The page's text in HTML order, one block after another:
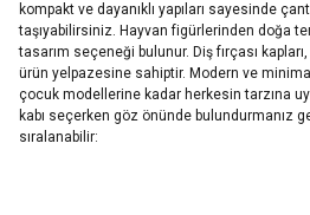
kompakt ve dayanıklı yapıları sayesinde
taşıyabilirsiniz. Hayvan figürlerinden doğa
tasarım seçeneği bulunur. Diş fırçası
ürün yelpazesine sahiptir. Modern ve
çocuk modellerine kadar herkesin tarzına
kabı seçerken göz önünde bulundurmanız
sıralanabilir: